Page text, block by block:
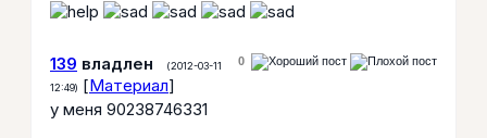
0
139 владлен
(2012-03-11
12:49) [Материал]
у меня 90238746331